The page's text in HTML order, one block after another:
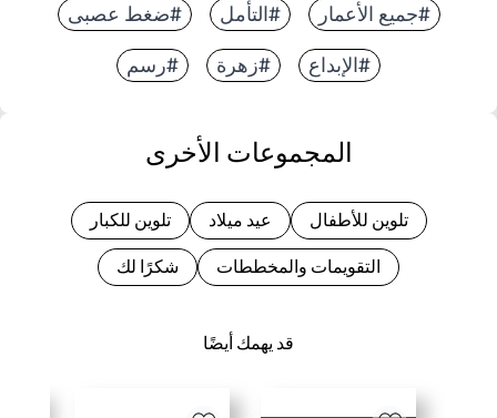
#جميع الأعمار #التأمل #ضغط عصبى
#الإبداع #زهرة #رسم
قد يهمك أيضًا
المجموعات الأخرى
تلوين للأطفال عيد ميلاد تلوين للكبار
التقويمات والمخططات شكرًا لك